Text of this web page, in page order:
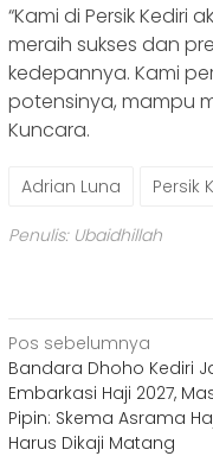
“Kami di Persik Kediri
meraih sukses dan
kedepannya. Kami
potensinya, mampu
Kuncara.
Adrian Luna Persik
Penulis: Ubaidhillah
Navigasi
pos
Pos sebelumnya
Bandara Dhoho Kediri
Embarkasi Haji 2027,
Pipin: Skema Asrama
Harus Dikaji Matang